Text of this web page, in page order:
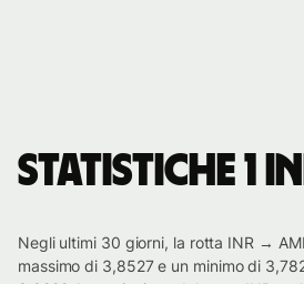
Statistiche 1
Negli ultimi 30 giorni, la rotta INR →
massimo di 3,8527 e un minimo di